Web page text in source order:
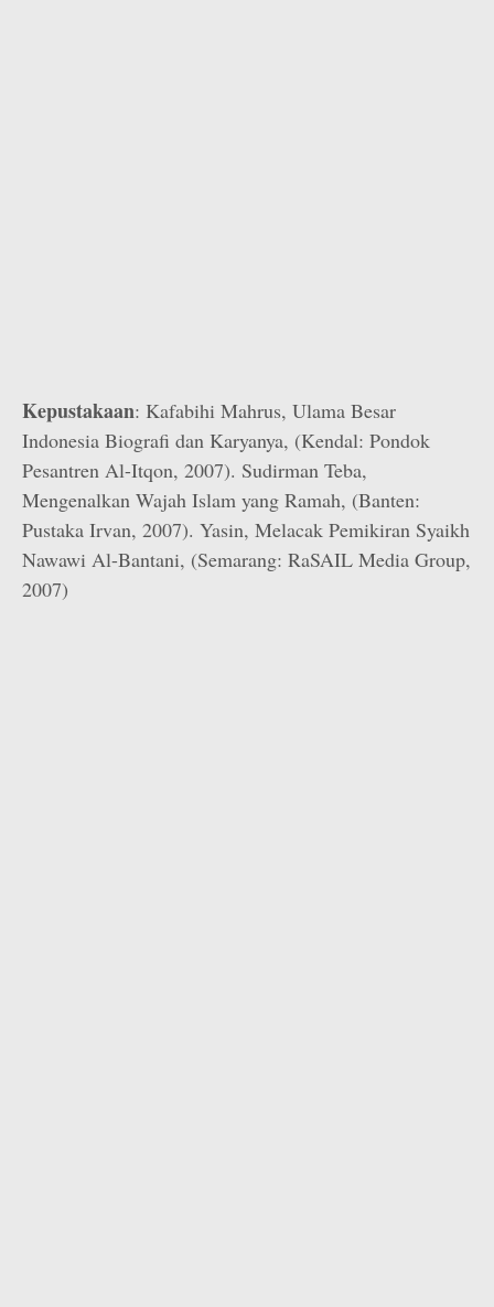
Kepustakaan: Kafabihi Mahrus, Ulama Besar
Indonesia Biografi dan Karyanya, (Kendal: Pondok
Pesantren Al-Itqon, 2007). Sudirman Teba,
Mengenalkan Wajah Islam yang Ramah, (Banten:
Pustaka Irvan, 2007). Yasin, Melacak Pemikiran Syaikh
Nawawi Al-Bantani, (Semarang: RaSAIL Media Group,
2007)